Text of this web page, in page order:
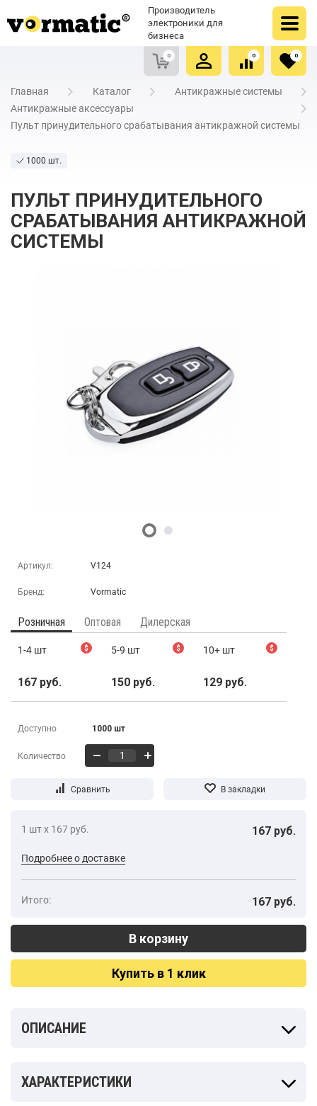
Производитель
электроники для
бизнеса
0
Очистить список сравнения
0
Очистить избранное
0
Главная Каталог
Антикражные системы
Антикражные аксессуары
Пульт принудительного срабатывания антикражной системы
1000 шт.
ПУЛЬТ ПРИНУДИТЕЛЬНОГО
СРАБАТЫВАНИЯ АНТИКРАЖНОЙ
СИСТЕМЫ
Артикул: V124
Бренд: Vormatic
Розничная Оптовая Дилерская
1-4 шт $
167 руб.
5-9 шт $
150 руб.
10+ шт $
129 руб.
Доступно 1000 шт
Количество
1 шт х 167 руб. 167 руб.
Подробнее о доставке
Итого: 167 руб.
Купить в 1 клик
ОПИСАНИЕ
ХАРАКТЕРИСТИКИ